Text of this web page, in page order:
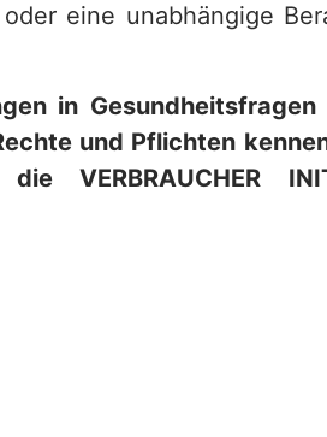
eine unabhängige
in
und Pflichten
VERBRAUCHER